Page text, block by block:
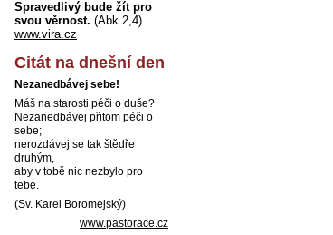
Spravedlivý bude žít pro
svou věrnost. (Abk 2,4)
www.vira.cz
Citát na dnešní den
Nezanedbávej sebe!
Máš na starosti péči o duše?
Nezanedbávej přitom péči o
sebe;
nerozdávej se tak štědře
druhým,
aby v tobě nic nezbylo pro
tebe.
(Sv. Karel Boromejský)
www.pastorace.cz